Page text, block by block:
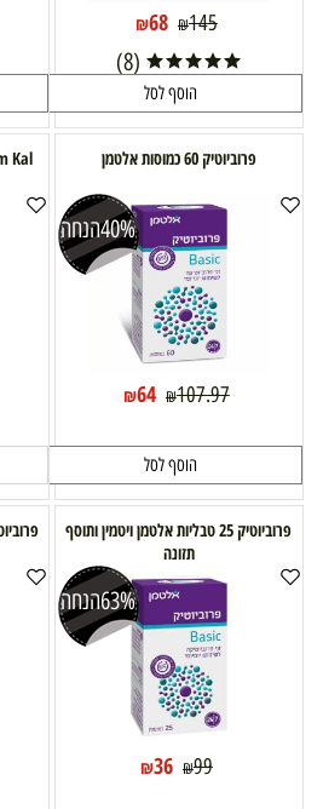
₪145
₪68
(8)
הוסף לסל
פרוביוטיק 60 כמוסות אלטמן
40%הנחה
₪107.97
₪64
הוסף לסל
פרוביוטיק 25 טבליות אלטמן ויטמין ותוסף
תזונה
63%הנחה
₪99
₪36